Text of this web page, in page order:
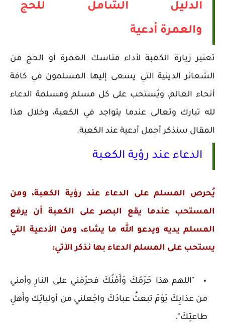
الدليل الشامل للحج
والعمرة أدعية
تعتبر زيارة الكعبة لأداء مناسك العمرة أو الحج من
الشعائر الدينية التي يسعى إليها المسلمون في كافة
أنحاء العالم، ويُستحب على كل مسلم ومسلمة الدعاء
لله تبارك وتعالى عندما يتواجد في الكعبة، وخلال هذا
المقال سنذكر أجمل أدعية عند الكعبة.
الدعاء عند رؤية الكعبة
يُحرص المسلم على الدعاء عند رؤية الكعبة، ومن
المستحب عندما يقع البصر على الكعبة أن يرفع
المسلم يديه ويدعو الله ما يشاء، ومن الأدعية التي
يستحب على المسلم الدعاء بها نذكر الآتي:
"اللهم هذا حَرَمُكَ وَأَمْنُكَ فحرّمْني على النارِ وأمني
من عذابِكَ يَوْمَ تبعثُ عبادَكَ واجْعلني من أوليائِك وأَهلِ
طاعتِكَ".